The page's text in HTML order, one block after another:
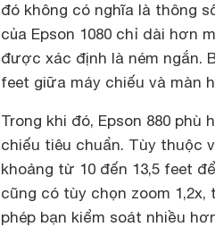
đó không có nghĩa là thông
của Epson 1080 chỉ dài hơn
được xác định là ném ngắn.
feet giữa máy chiếu và màn
Trong khi đó, Epson 880
chiếu tiêu chuẩn. Tùy thuộc
khoảng từ 10 đến 13,5 feet
cũng có tùy chọn zoom
phép bạn kiểm soát nhiều